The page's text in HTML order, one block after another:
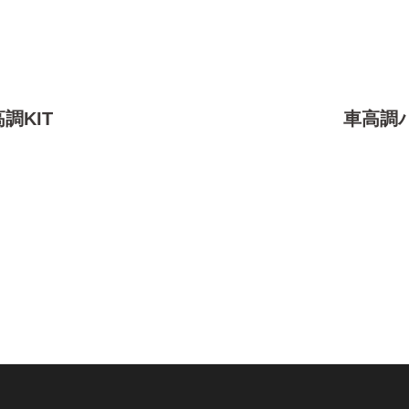
調KIT 車高調